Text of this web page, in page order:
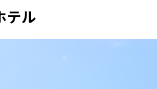
テル